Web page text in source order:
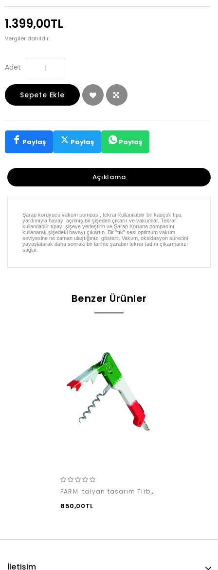
1.399,00TL
Vergiler dahildir.
Adet
Sepete Ekle
Paylaş Paylaş Paylaş
Açıklama
Şarap koruyucu vakum pompası; tekrar kullanılabilir bir kauçuk tıpa
yardımıyla havayı açılmış bir şişeden çıkarır ve vakumlar. Tekrar
kullanılabilir tıpayı şişeye yerleştirin ve Şarap Koruma pompasını
kullanarak şişedeki havayı çıkartın. Bir "tık" sesi optimum vakum
seviyesine ne zaman ulaştığınızı gösterir. Vakum, oksidasyon sürecini
yavaşlatarak daha sonraki bir tarihte şarabın tekrar tadını çıkarmanızı
sağlar.
Benzer Ürünler
FARM İtalyan tasarım Tirbuşon
850,00TL
İletişim